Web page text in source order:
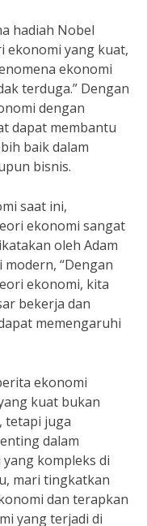
hadiah Nobel
ekonomi yang kuat,
ekonomi
terduga.” Dengan
dengan
dapat membantu
baik dalam
bisnis.
saat ini,
ekonomi sangat
oleh Adam
“Dengan
ekonomi, kita
bekerja dan
memengaruhi
ekonomi
kuat bukan
tetapi juga
dalam
kompleks di
mari tingkatkan
dan terapkan
yang terjadi di